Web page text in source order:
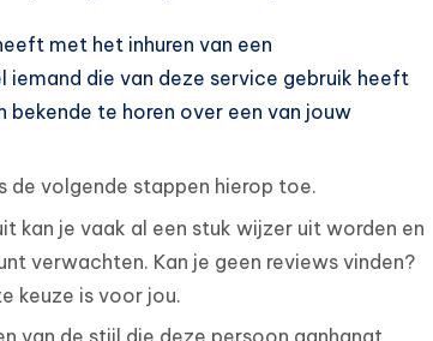
met het inhuren van een
iemand die van deze service gebruik heeft
bekende te horen over een van jouw
de volgende stappen hierop toe.
kan je vaak al een stuk wijzer uit worden en
verwachten. Kan je geen reviews vinden?
keuze is voor jou.
van de stijl die deze persoon aanhangt.